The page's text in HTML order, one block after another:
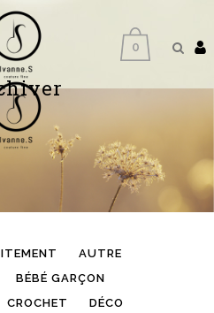
0
AUTRE
BÉBÉ GARÇON
CROCHET
DÉCO